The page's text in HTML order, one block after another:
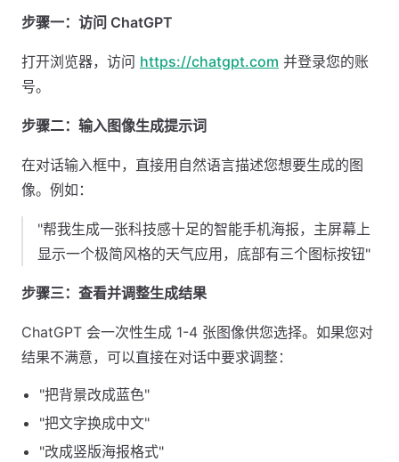
步骤一：访问 ChatGPT
打开浏览器，访问 https://chatgpt.com 并登录您的账
号。
步骤二：输入图像生成提示词
在对话输入框中，直接用自然语言描述您想要生成的图
像。例如：
"帮我生成一张科技感十足的智能手机海报，主屏幕上
显示一个极简风格的天气应用，底部有三个图标按钮"
步骤三：查看并调整生成结果
ChatGPT 会一次性生成 1-4 张图像供您选择。如果您对
结果不满意，可以直接在对话中要求调整：
"把背景改成蓝色"
"把文字换成中文"
"改成竖版海报格式"